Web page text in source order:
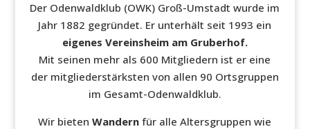
Der Odenwaldklub (OWK) Groß-Umstadt wurde im
Jahr 1882 gegründet. Er unterhält seit 1993 ein
eigenes Vereinsheim am Gruberhof.
Mit seinen mehr als 600 Mitgliedern ist er eine
der mitgliederstärksten von allen 90 Ortsgruppen
im Gesamt-Odenwaldklub.
Wir bietenWandern für alle Altersgruppen wie